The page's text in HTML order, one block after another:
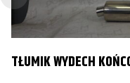
TŁUMIK WYDECH